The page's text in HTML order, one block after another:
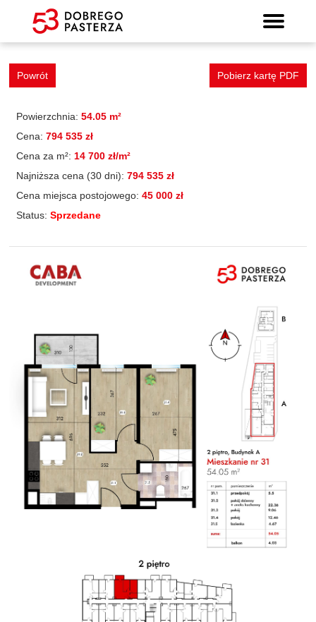
Mieszkanie 31
Wyszukiwarka mieszkań
Powrót Pobierz kartę PDF
Powierzchnia: 54.05 m²
Cena: 794 535 zł
Cena za m²: 14 700 zł/m²
Najniższa cena (30 dni): 794 535 zł
Cena miejsca postojowego: 45 000 zł
Status: Sprzedane